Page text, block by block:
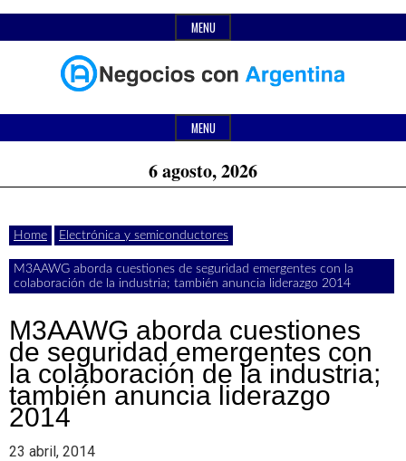
to
MENU
Negocios
con
Argentina
Últimas
noticias,
comunicados
actualidad
de
con
Argentina.
Header
MENU
6 agosto, 2026
Home Electrónica y semiconductores
M3AAWG aborda cuestiones de seguridad emergentes con la
colaboración de la industria; también anuncia liderazgo 2014
M3AAWG aborda cuestiones
de seguridad emergentes con
la colaboración de la industria;
también anuncia liderazgo
2014
23 abril, 2014